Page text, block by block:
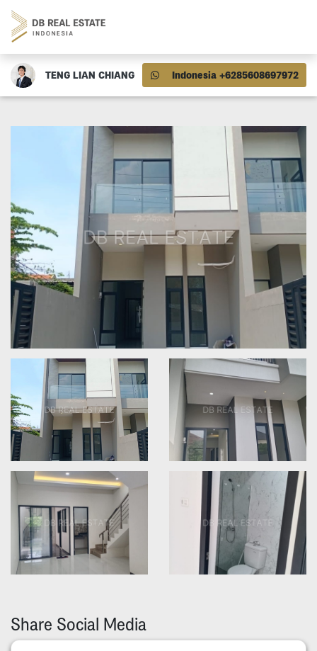
TENG LIAN CHIANG Indonesia +6285608697972
Share Social Media